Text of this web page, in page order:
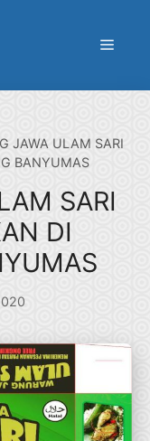
Menu
JAWA ULAM SARI
BANYUMAS
SARI
DI